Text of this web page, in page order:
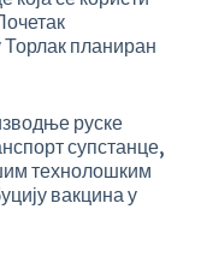
планиран
руске
супстанце,
технолошким
вакцина у